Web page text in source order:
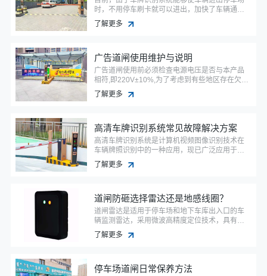
时，不用停车刷卡就可以进出，加快了车辆通行
速度，省去了卡片管理的工作，同时减少了管理
人员的开支，所以被广泛应用在各大停车场中。
了解更多
广告道闸使用维护与说明
广告道闸使用前必须检查电源电压是否与本产品
相符,即220V±10%,为了考虑到有些地区存在欠压
现象,电压低至180V时仍保持可靠的工作性能。
了解更多
高清车牌识别系统常见故障解决方案
高清车牌识别系统是计算机视频图像识别技术在
车辆牌照识别中的一种应用，现已广泛应用于停
车场、高速路口、收费通道等场所。在使用的过
程中，车牌识别系统难免会出现一些故障问题，
了解更多
道闸防砸选择雷达还是地感线圈？
道闸雷达是适用于停车场和地下车库出入口的车
辆监测雷达，采用微波高精度定位技术，具有高
精度、免调试、高稳定性等特点，传统的道闸一
般是安装地感线圈的，现在越来越多的道闸会选
了解更多
停车场道闸日常保养方法